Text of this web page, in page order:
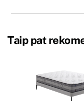
Taip pat